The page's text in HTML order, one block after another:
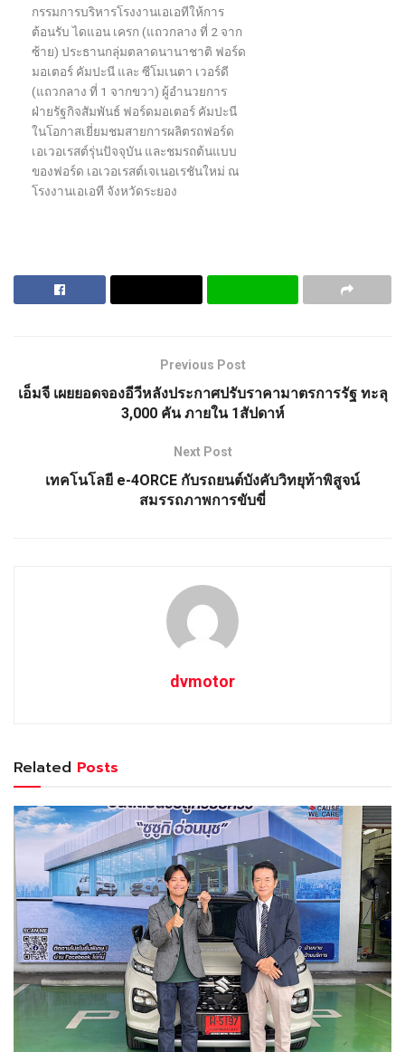
กรรมการบริหารโรงงานเอเอทีให้การ
ต้อนรับ ไดแอน เครก (แถวกลาง ที่ 2 จาก
ซ้าย) ประธานกลุ่มตลาดนานาชาติ ฟอร์ด
มอเตอร์ คัมปะนี และ ซีโมเนตา เวอร์ดี
(แถวกลาง ที่ 1 จากขวา) ผู้อำนวยการ
ฝ่ายรัฐกิจสัมพันธ์ ฟอร์ดมอเตอร์ คัมปะนี
ในโอกาสเยี่ยมชมสายการผลิตรถฟอร์ด
เอเวอเรสต์รุ่นปัจจุบัน และชมรถต้นแบบ
ของฟอร์ด เอเวอเรสต์เจเนอเรชันใหม่ ณ
โรงงานเอเอที จังหวัดระยอง
Previous Post
เอ็มจี เผยยอดจองอีวีหลังประกาศปรับราคามาตรการรัฐ ทะลุ
3,000 คัน ภายใน 1สัปดาห์
Next Post
เทคโนโลยี e-4ORCE กับรถยนต์บังคับวิทยุท้าพิสูจน์
สมรรถภาพการขับขี่
dvmotor
Related Posts